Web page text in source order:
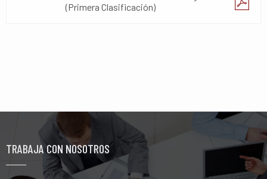
(Primera Clasificación)
TRABAJA CON NOSOTROS